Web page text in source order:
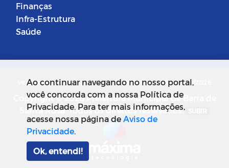
Finanças
Infra-Estrutura
Saúde
Versão do Sistema: 5.0.268 Data da Versão: 18/03/2026
Copyright © 2026 Prefeitura Municipal de Barra de
Santa Rosa. Todos os direitos reservados.
Ao continuar navegando no nosso portal,
você concorda com a nossa Política de
Privacidade. Para ter mais informações,
acesse nossa página deAviso de
Privacidade.
Ok, entendi!